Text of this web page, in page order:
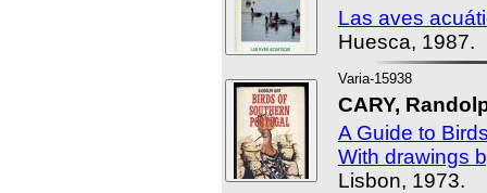
Las aves
Huesca, 1987.
Varia-15938
CARY,
A Guide to
With drawings
Lisbon, 1973.